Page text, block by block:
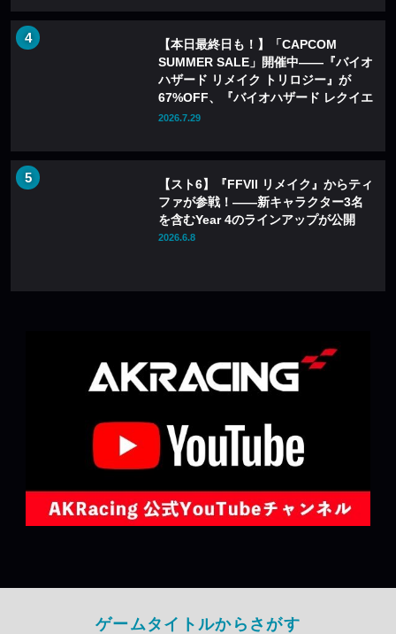
【本日最終日も！】「CAPCOM
SUMMER SALE」開催中——『バイオ
ハザード リメイク トリロジー』が
67%OFF、『バイオハザード レクイエ
ム』も20%OFFに
2026.7.29
【スト6】『FFVII リメイク』からティ
ファが参戦！――新キャラクター3名
を含むYear 4のラインアップが公開
2026.6.8
ゲームタイトルからさがす